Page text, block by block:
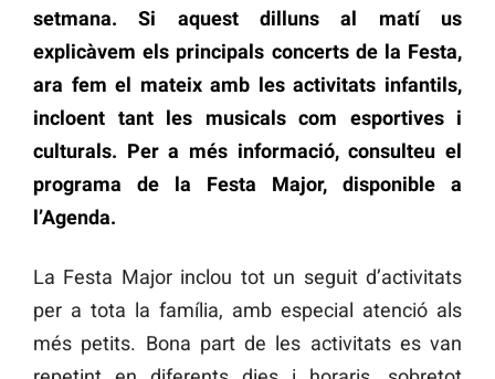
setmana. Si aquest dilluns al matí us
explicàvem els principals concerts de la Festa,
ara fem el mateix amb les activitats infantils,
incloent tant les musicals com esportives i
culturals. Per a més informació, consulteu el
programa de la Festa Major, disponible a
l’Agenda.
La Festa Major inclou tot un seguit d’activitats
per a tota la família, amb especial atenció als
més petits. Bona part de les activitats es van